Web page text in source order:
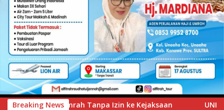
Breaking News
Kejaksaan UNIMEN Tambah Delapan Program